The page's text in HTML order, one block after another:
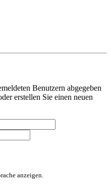
Benutzern abgegeben
erstellen Sie einen neuen
anzeigen.